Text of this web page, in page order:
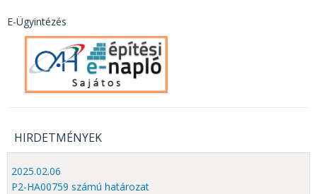
E-Ügyintézés
HIRDETMÉNYEK
2025.02.06
P2-HA00759 számú határozat